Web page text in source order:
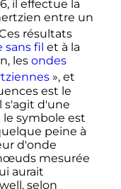
, il effectue la
entre un
résultats
fil et à la
les ondes
», et
est le
s'agit d'une
symbole est
peine à
d'onde
mesurée
aurait
selon